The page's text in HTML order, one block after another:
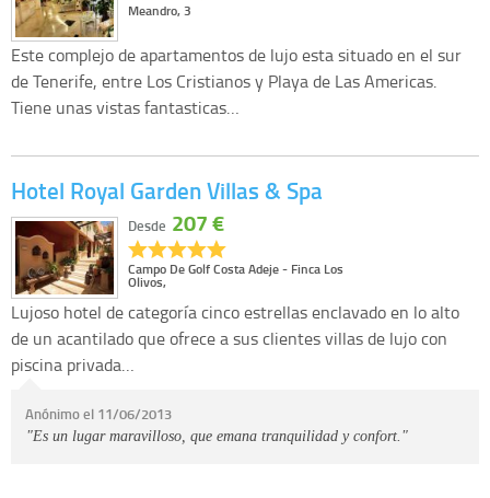
Meandro, 3
Este complejo de apartamentos de lujo esta situado en el sur
de Tenerife, entre Los Cristianos y Playa de Las Americas.
Tiene unas vistas fantasticas…
Hotel Royal Garden Villas & Spa
Campo De Golf Costa Adeje - Finca Los
Olivos,
Desde 207 €
Lujoso hotel de categoría cinco estrellas enclavado en lo alto
de un acantilado que ofrece a sus clientes villas de lujo con
piscina privada…
Anónimo el 11/06/2013
"Es un lugar maravilloso, que emana tranquilidad y confort."